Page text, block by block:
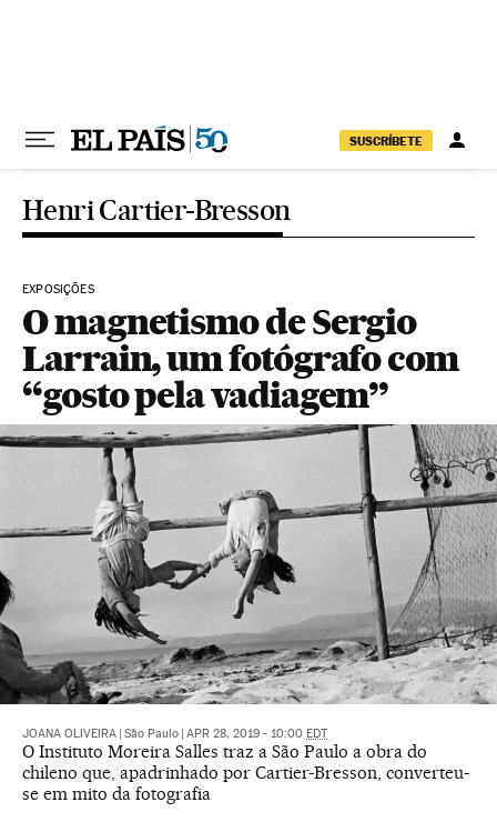
SUSCRÍBETE
Henri Cartier-Bresson
EXPOSIÇÕES
O magnetismo de Sergio
Larrain, um fotógrafo com
“gosto pela vadiagem”
JOANA OLIVEIRA São Paulo APR 28, 2019 - 10:00 EDT
O Instituto Moreira Salles traz a São Paulo a obra do
chileno que, apadrinhado por Cartier-Bresson, converteu-
se em mito da fotografia